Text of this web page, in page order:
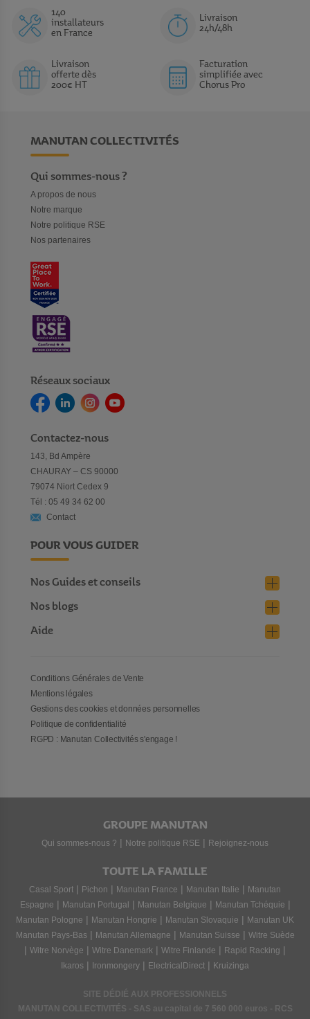
140
installateurs
en France
Livraison
24h/48h
Livraison
offerte dès
200€ HT
Facturation
simplifiée avec
Chorus Pro
MANUTAN COLLECTIVITÉS
Qui sommes-nous ?
A propos de nous
Notre marque
Notre politique RSE
Nos partenaires
Réseaux sociaux
Contactez-nous
143, Bd Ampère
CHAURAY – CS 90000
79074 Niort Cedex 9
Tél : 05 49 34 62 00
Contact
POUR VOUS GUIDER
Nos Guides et conseils
Nos blogs
Aide
Conditions Générales de Vente
Mentions légales
Gestions des cookies et données personnelles
Politique de confidentialité
RGPD : Manutan Collectivités s'engage !
GROUPE MANUTAN
Qui sommes-nous ? | Notre politique RSE | Rejoignez-nous
TOUTE LA FAMILLE
Casal Sport | Pichon | Manutan France | Manutan Italie | Manutan
Espagne | Manutan Portugal | Manutan Belgique | Manutan Tchéquie |
Manutan Pologne | Manutan Hongrie | Manutan Slovaquie | Manutan UK
Manutan Pays-Bas | Manutan Allemagne | Manutan Suisse | Witre Suède
| Witre Norvège | Witre Danemark | Witre Finlande | Rapid Racking |
Ikaros | Ironmongery | ElectricalDirect | Kruizinga
SITE DÉDIÉ AUX PROFESSIONNELS
MANUTAN COLLECTIVITÉS - SAS au capital de 7 560 000 euros - RCS